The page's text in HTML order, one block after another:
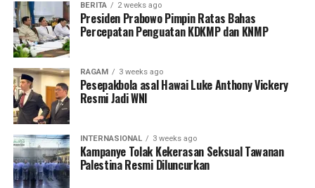
BERITA 2 weeks ago
Presiden Prabowo Pimpin Ratas Bahas
Percepatan Penguatan KDKMP dan KNMP
RAGAM 3 weeks ago
Pesepakbola asal Hawai Luke Anthony Vickery
Resmi Jadi WNI
INTERNASIONAL 3 weeks ago
Kampanye Tolak Kekerasan Seksual Tawanan
Palestina Resmi Diluncurkan